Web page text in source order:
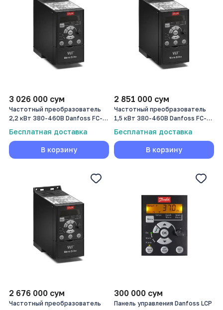
3 026 000сум
Частотный преобразователь
2,2 кВт 380-460В Danfoss FC-
Бесплатная доставка
В корзину
2 851 000 сум
Частотный преобразователь
1,5 кВт 380-460В Danfoss FC-
Бесплатная доставка
В корзину
2 676 000сум
Частотный преобразователь
300 000 сум
Панель управления Danfoss LCP